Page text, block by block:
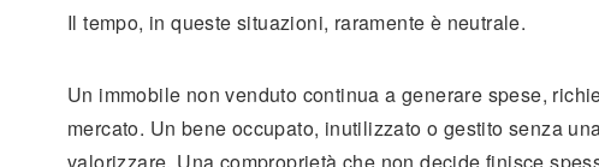
Il tempo, in queste situazioni, raramente è neutrale.
Un immobile non venduto continua a generare spese,
mercato. Un bene occupato, inutilizzato o gestito senza